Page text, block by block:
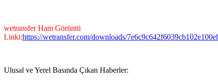
wetransfer Ham Görüntü
Linki:https://wetransfer.com/downloads/
Ulusal ve Yerel Basında Çıkan Haberler: